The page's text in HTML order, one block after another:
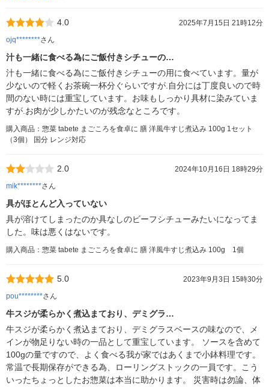
4.0
2025年7月15日 21時12分
ojq********さん
汁も一緒に食べる為にご飯付きシチューの…
汁も一緒に食べる為にご飯付きシチューの用に食べています。量が
少ないので軽くお茶碗一杯分ぐらいですが.自分には丁度良いので時
間のない時には重宝しています。お味もしっかり具材に染みていま
すが.お肉が少しかたいのが残念なところです。
購入商品：惣菜 tabete まごころを食卓に 膳 洋風牛すじ煮込み 100g 1セット
（3個） 国分 レンジ対応
2.0
2024年10月16日 18時29分
mik********さん
具がほとんど入っていない
具が溶けてしまったのか具なしのビーフシチューみたいになってま
した。味は悪くはないです。
購入商品：惣菜 tabete まごころを食卓に 膳 洋風牛すじ煮込み 100g 1個
5.0
2023年9月3日 15時30分
pou********さん
牛スジが柔らかく煮込まており、デミグラ…
牛スジが柔らかく煮込まており、デミグラスベースの味なので、メ
インが物足りない時の一品として重宝しています。 ソースを含めて
100gの量ですので、よく食べる我が家ではあくまで小鉢料理です。
常温で長期保存ができる為、ローリングストックの一員です。こう
いったちょっとしたお惣菜は本当に助かります。 災害時は勿論、体